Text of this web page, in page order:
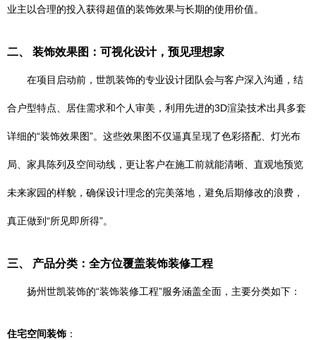
业主以合理的投入获得超值的装饰效果与长期的使用价值。
二、 装饰效果图：可视化设计，预见理想家
在项目启动前，世凯装饰的专业设计团队会与客户深入沟通，结
合户型特点、居住需求和个人审美，利用先进的3D渲染技术出具多套
详细的“装饰效果图”。这些效果图不仅逼真呈现了色彩搭配、灯光布
局、家具陈列及空间动线，更让客户在施工前就能清晰、直观地预览
未来家园的样貌，确保设计理念的完美落地，避免后期修改的浪费，
真正做到“所见即所得”。
三、 产品分类：全方位覆盖装饰装修工程
扬州世凯装饰的“装饰装修工程”服务涵盖全面，主要分类如下：
住宅空间装饰 ：